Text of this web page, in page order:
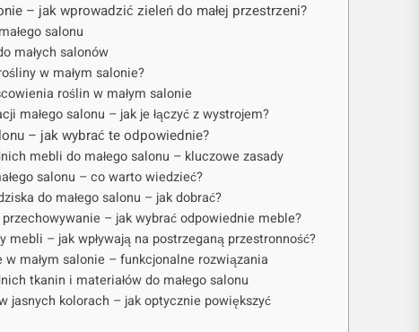
– jak wprowadzić zieleń do małej przestrzeni?
salonu
małych salonów
w małym salonie?
roślin w małym salonie
małego salonu – jak je łączyć z wystrojem?
– jak wybrać te odpowiednie?
mebli do małego salonu – kluczowe zasady
salonu – co warto wiedzieć?
do małego salonu – jak dobrać?
– jak wybrać odpowiednie meble?
mebli – jak wpływają na postrzeganą przestronność?
w małym salonie – funkcjonalne rozwiązania
tkanin i materiałów do małego salonu
jasnych kolorach – jak optycznie powiększyć